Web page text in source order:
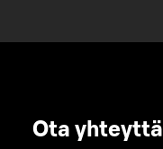
Ota yhteyttä